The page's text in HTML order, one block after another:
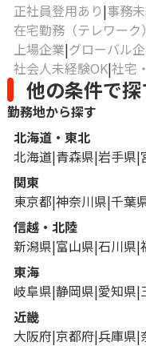
正社員登用あり 事務
在宅勤務（テレワーク
上場企業 グローバル
社会人未経験OK 社宅
他の条件で探
勤務地から探す
北海道・東北
北海道 青森県 岩手県
関東
東京都 神奈川県 千葉
信越・北陸
新潟県 富山県 石川県
東海
岐阜県 静岡県 愛知県
近畿
大阪府 京都府 兵庫県